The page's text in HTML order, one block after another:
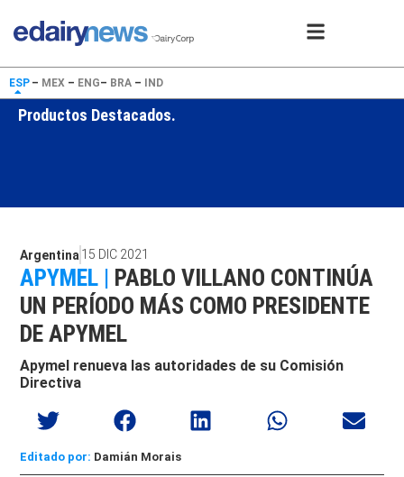
ESP– MEX – ENG– BRA – IND
Productos Destacados.
Argentina 15 DIC 2021
APYMEL | PABLO VILLANO CONTINÚA
UN PERÍODO MÁS COMO PRESIDENTE
DE APYMEL
Apymel renueva las autoridades de su Comisión
Directiva
Editado por: Damián Morais